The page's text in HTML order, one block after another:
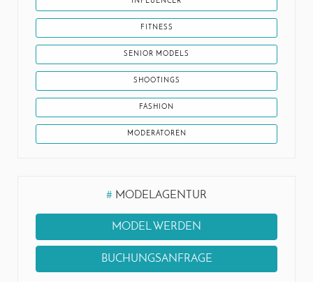
FITNESS
SENIOR MODELS
SHOOTINGS
FASHION
MODERATOREN
# MODELAGENTUR
MODEL WERDEN
BUCHUNGSANFRAGE